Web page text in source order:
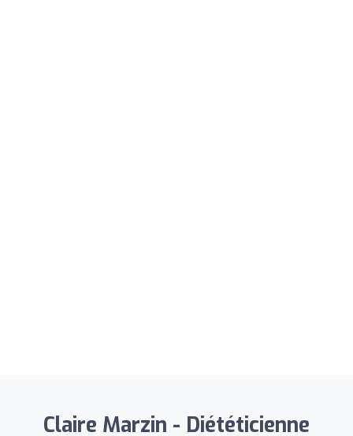
Claire Marzin - Diététicienne